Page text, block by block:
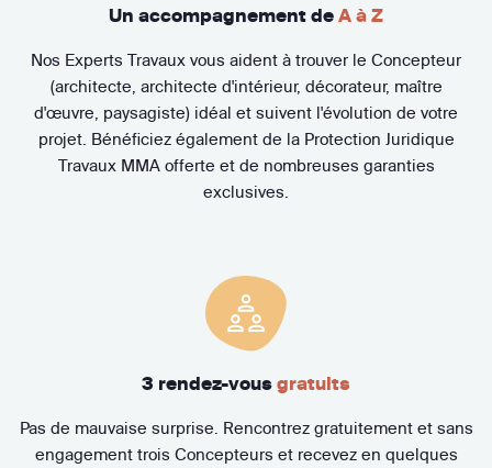
Un accompagnement de A à Z
Nos Experts Travaux vous aident à trouver le Concepteur
(architecte, architecte d'intérieur, décorateur, maître
d'œuvre, paysagiste) idéal et suivent l'évolution de votre
projet. Bénéficiez également de la Protection Juridique
Travaux MMA offerte et de nombreuses garanties
exclusives.
3 rendez-vous gratuits
Pas de mauvaise surprise. Rencontrez gratuitement et sans
engagement trois Concepteurs et recevez en quelques